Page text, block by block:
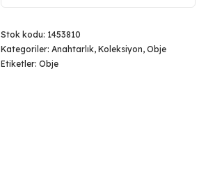
Stok kodu: 1453810
Kategoriler: Anahtarlık, Koleksiyon, Obje
Etiketler: Obje